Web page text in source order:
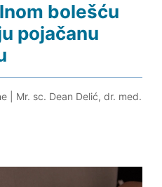
bolešću
pojačanu
| Mr. sc. Dean Delić, dr. med.